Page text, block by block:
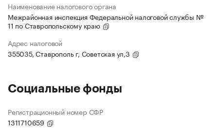
Наименование налогового органа
Межрайонная инспекция Федеральной налоговой службы №
11 по Ставропольскому краю
Адрес налоговой
355035, Ставрополь г, Советская ул,3
Социальные фонды
Регистрационный номер СФР
1311710659